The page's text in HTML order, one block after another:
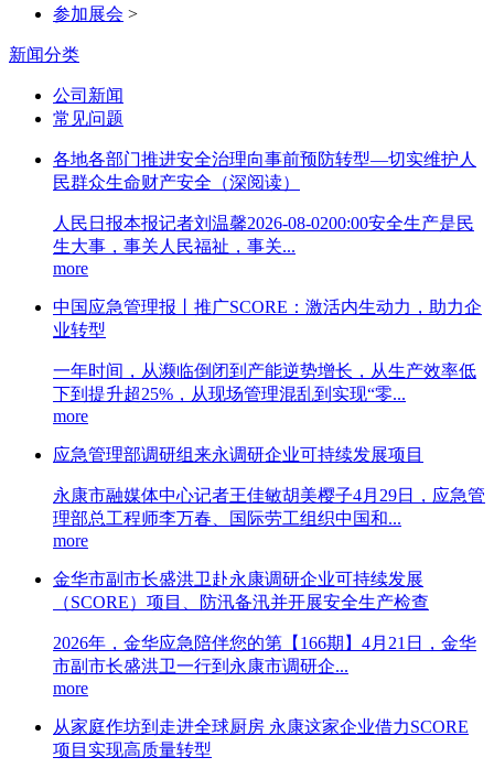
参加展会 >
新闻分类
公司新闻
常见问题
各地各部门推进安全治理向事前预防转型—切实维护人
民群众生命财产安全（深阅读）
人民日报本报记者刘温馨2026-08-0200:00安全生产是民
生大事，事关人民福祉，事关...
more
中国应急管理报丨推广SCORE：激活内生动力，助力企
业转型
一年时间，从濒临倒闭到产能逆势增长，从生产效率低
下到提升超25%，从现场管理混乱到实现“零...
more
应急管理部调研组来永调研企业可持续发展项目
永康市融媒体中心记者王佳敏胡美樱子4月29日，应急管
理部总工程师李万春、国际劳工组织中国和...
more
金华市副市长盛洪卫赴永康调研企业可持续发展
（SCORE）项目、防汛备汛并开展安全生产检查
2026年，金华应急陪伴您的第【166期】4月21日，金华
市副市长盛洪卫一行到永康市调研企...
more
从家庭作坊到走进全球厨房 永康这家企业借力SCORE
项目实现高质量转型